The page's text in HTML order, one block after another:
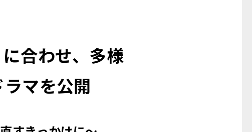
合わせ、多様
マを公開